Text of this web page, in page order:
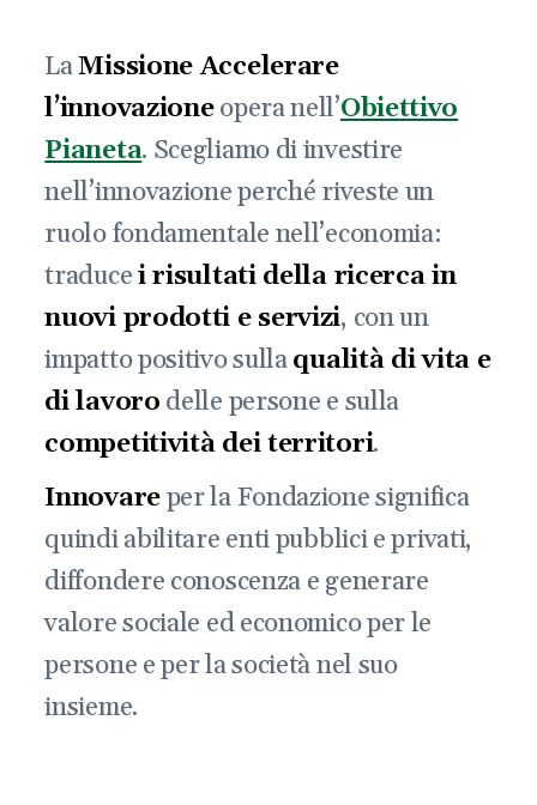
LaMissione Accelerare
l’innovazioneopera nell’Obiettivo
Pianeta. Scegliamo di investire
nell’innovazione perché riveste un
ruolo fondamentale nell’economia:
traducei risultati della ricerca in
nuovi prodotti e servizi, con un
impatto positivo sullaqualità di vita e
di lavoro delle persone e sulla
competitività dei territori.
Innovareper la Fondazione significa
quindi abilitare enti pubblici e privati,
diffondere conoscenza e generare
valore sociale ed economico per le
persone e per la società nel suo
insieme.